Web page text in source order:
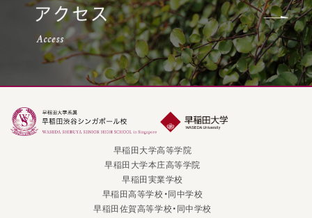
早稲田大学高等学院
早稲田大学本庄高等学院
早稲田実業学校
早稲田高等学校・同中学校
早稲田佐賀高等学校・同中学校